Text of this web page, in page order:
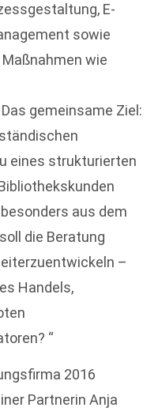
E-
sowie
wie
gemeinsame Ziel:
eines strukturierten
aus dem
die Beratung
–
Handels,
“
2016
Partnerin Anja